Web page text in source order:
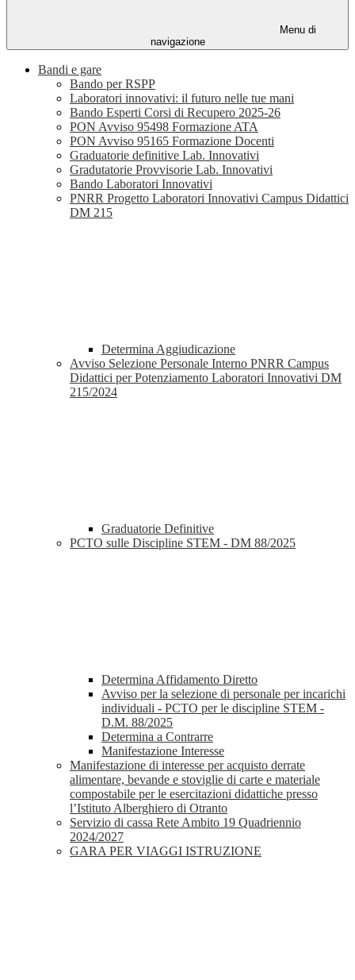
Menu di
navigazione
Bandi e gare
Bando per RSPP
Laboratori innovativi: il futuro nelle tue mani
Bando Esperti Corsi di Recupero 2025-26
PON Avviso 95498 Formazione ATA
PON Avviso 95165 Formazione Docenti
Graduatorie definitive Lab. Innovativi
Gradutatorie Provvisorie Lab. Innovativi
Bando Laboratori Innovativi
PNRR Progetto Laboratori Innovativi Campus Didattici
DM 215
Determina Aggiudicazione
Avviso Selezione Personale Interno PNRR Campus
Didattici per Potenziamento Laboratori Innovativi DM
215/2024
Graduatorie Definitive
PCTO sulle Discipline STEM - DM 88/2025
Determina Affidamento Diretto
Avviso per la selezione di personale per incarichi
individuali - PCTO per le discipline STEM -
D.M. 88/2025
Determina a Contrarre
Manifestazione Interesse
Manifestazione di interesse per acquisto derrate
alimentare, bevande e stoviglie di carte e materiale
compostabile per le esercitazioni didattiche presso
l’Istituto Alberghiero di Otranto
Servizio di cassa Rete Ambito 19 Quadriennio
2024/2027
GARA PER VIAGGI ISTRUZIONE